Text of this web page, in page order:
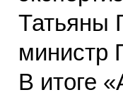
Татьяны
министр
В итоге